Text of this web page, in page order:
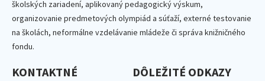
školských zariadení, aplikovaný pedagogický výskum,
organizovanie predmetových olympiád a súťaží, externé testovanie
na školách, neformálne vzdelávanie mládeže či správa knižničného
fondu.
KONTAKTNÉ
DÔLEŽITÉ ODKAZY